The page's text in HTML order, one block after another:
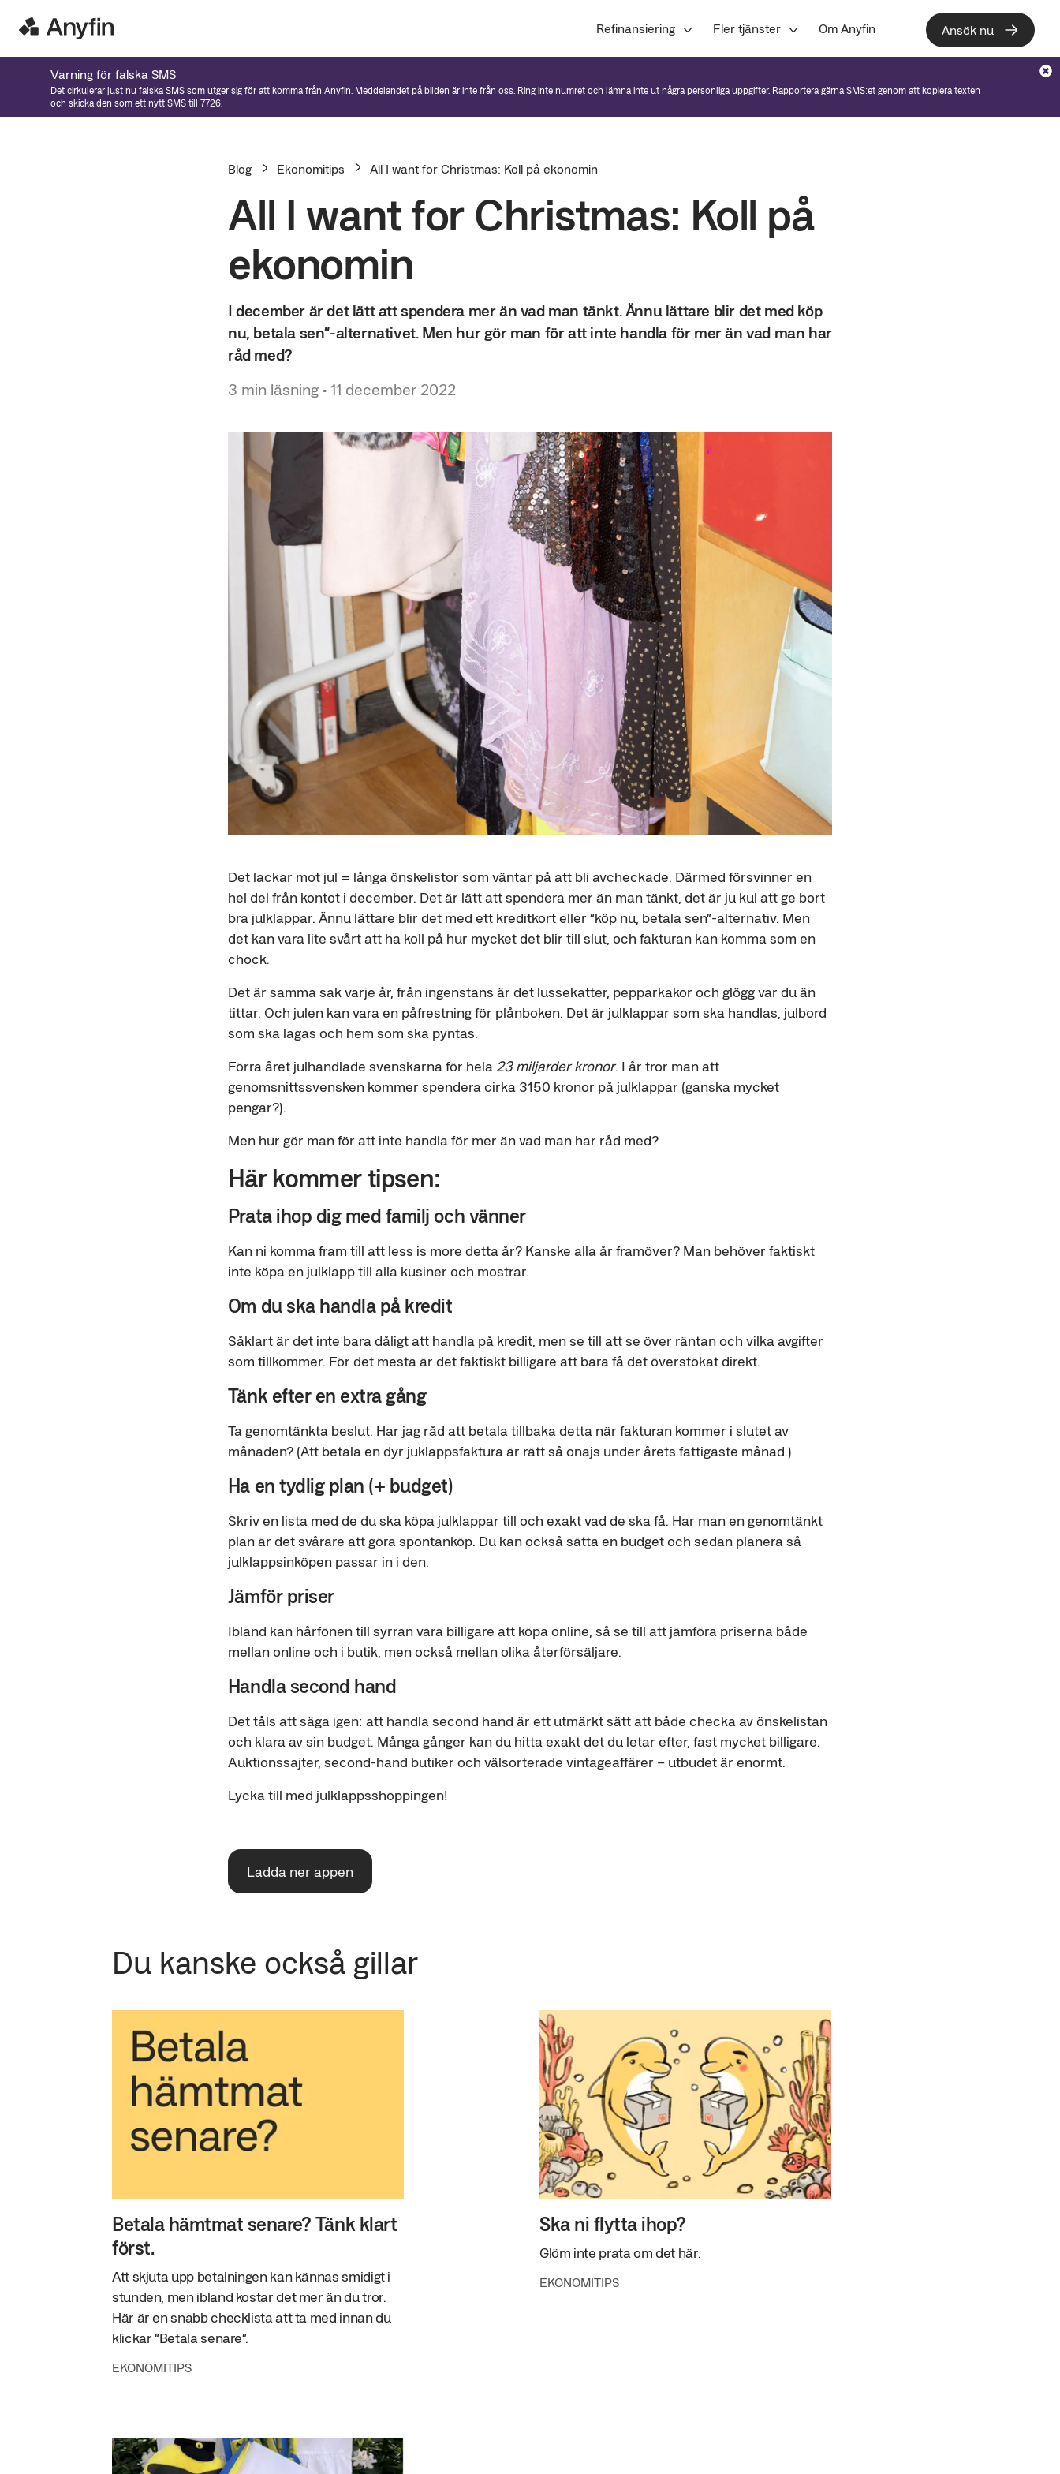
Refinansiering Fler tjänster Om Anyfin Ansök nu
Varning för falska SMS
Det cirkulerar just nu falska SMS som utger sig för att komma från Anyfin. Meddelandet på bilden är inte från oss. Ring inte numret och lämna inte ut några personliga uppgifter. Rapportera gärna SMS:et genom att kopiera texten
och skicka den som ett nytt SMS till 7726.
Blog Ekonomitips All I want for Christmas: Koll på ekonomin
All I want for Christmas: Koll på
ekonomin
I december är det lätt att spendera mer än vad man tänkt. Ännu lättare blir det med köp
nu, betala sen”-alternativet. Men hur gör man för att inte handla för mer än vad man har
råd med?
3 min läsning • 11 december 2022
Det lackar mot jul = långa önskelistor som väntar på att bli avcheckade. Därmed försvinner en
hel del från kontot i december. Det är lätt att spendera mer än man tänkt, det är ju kul att ge bort
bra julklappar. Ännu lättare blir det med ett kreditkort eller “köp nu, betala sen”-alternativ. Men
det kan vara lite svårt att ha koll på hur mycket det blir till slut, och fakturan kan komma som en
chock.
Det är samma sak varje år, från ingenstans är det lussekatter, pepparkakor och glögg var du än
tittar. Och julen kan vara en påfrestning för plånboken. Det är julklappar som ska handlas, julbord
som ska lagas och hem som ska pyntas.
Förra året julhandlade svenskarna för hela 23 miljarder kronor. I år tror man att
genomsnittssvensken kommer spendera cirka 3150 kronor på julklappar (ganska mycket
pengar?).
Men hur gör man för att inte handla för mer än vad man har råd med?
Här kommer tipsen:
Prata ihop dig med familj och vänner
Kan ni komma fram till att less is more detta år? Kanske alla år framöver? Man behöver faktiskt
inte köpa en julklapp till alla kusiner och mostrar.
Om du ska handla på kredit
Såklart är det inte bara dåligt att handla på kredit, men se till att se över räntan och vilka avgifter
som tillkommer. För det mesta är det faktiskt billigare att bara få det överstökat direkt.
Tänk efter en extra gång
Ta genomtänkta beslut. Har jag råd att betala tillbaka detta när fakturan kommer i slutet av
månaden? (Att betala en dyr juklappsfaktura är rätt så onajs under årets fattigaste månad.)
Ha en tydlig plan (+ budget)
Skriv en lista med de du ska köpa julklappar till och exakt vad de ska få. Har man en genomtänkt
plan är det svårare att göra spontanköp. Du kan också sätta en budget och sedan planera så
julklappsinköpen passar in i den.
Jämför priser
Ibland kan hårfönen till syrran vara billigare att köpa online, så se till att jämföra priserna både
mellan online och i butik, men också mellan olika återförsäljare.
Handla second hand
Det tåls att säga igen: att handla second hand är ett utmärkt sätt att både checka av önskelistan
och klara av sin budget. Många gånger kan du hitta exakt det du letar efter, fast mycket billigare.
Auktionssajter, second-hand butiker och välsorterade vintageaffärer – utbudet är enormt.
Lycka till med julklappsshoppingen!
Ladda ner appen
Du kanske också gillar
Betala hämtmat senare? Tänk klart
först.
Att skjuta upp betalningen kan kännas smidigt i
stunden, men ibland kostar det mer än du tror.
Här är en snabb checklista att ta med innan du
klickar “Betala senare”.
EKONOMITIPS
Ska ni flytta ihop?
Glöm inte prata om det här.
EKONOMITIPS